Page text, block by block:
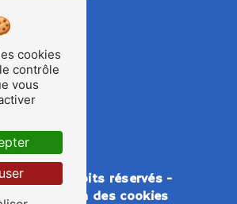
- Tous droits réservés -
Gestion des cookies
cookies
contrôle
vous